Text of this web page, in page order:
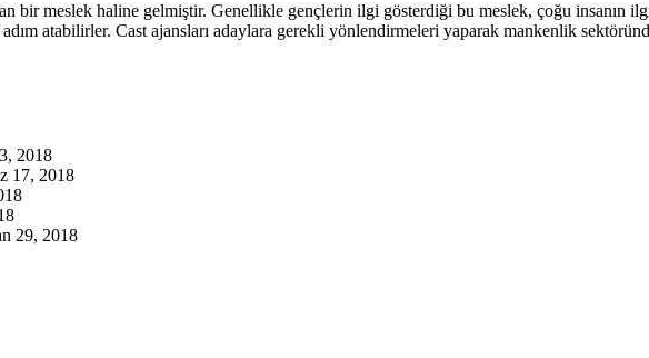
bir meslek haline gelmiştir. Genellikle gençlerin ilgi gösterdiği bu meslek, çoğu insanın
atabilirler. Cast ajansları adaylara gerekli yönlendirmeleri yaparak mankenlik
2018
17, 2018
29, 2018